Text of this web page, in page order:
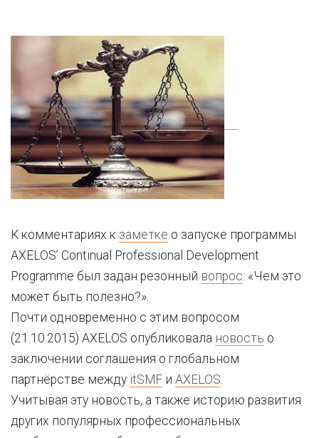
К комментариях к заметке о запуске программы
AXELOS’ Continual Professional Development
Programme был задан резонный вопрос: «Чем это
может быть полезно?».
Почти одновременно с этим вопросом
(21.10.2015) AXELOS опубликовала новость о
заключении соглашения о глобальном
партнёрстве между itSMF и AXELOS.
Учитывая эту новость, а также историю развития
других популярных профессиональных